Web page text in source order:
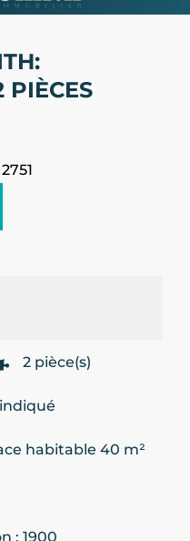
PIÈCES
2751
2 pièce(s)
habitable 40 m²
: 1900